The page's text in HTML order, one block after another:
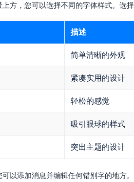
上方，您可以选择不同的字体样式。选
描述
简单清晰的外观
紧凑实用的设计
轻松的感觉
吸引眼球的样式
突出主题的设计
可以添加消息并编辑任何错别字的地方